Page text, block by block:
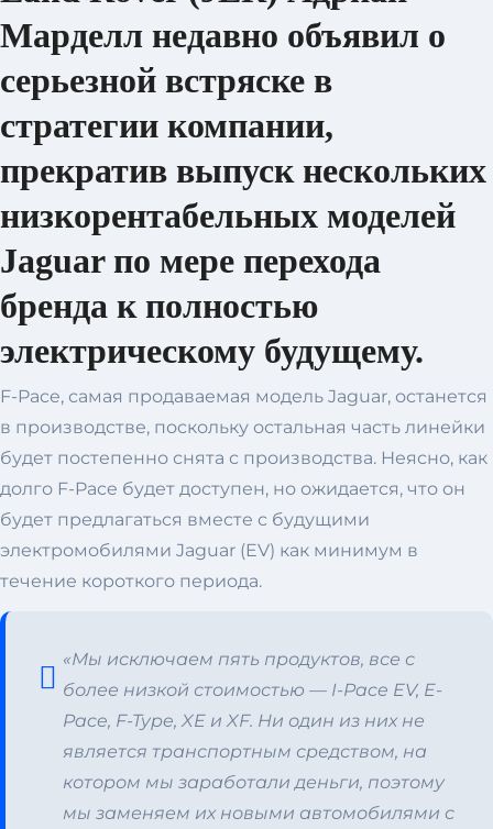
Марделл недавно объявил о
серьезной встряске в
стратегии компании,
прекратив выпуск нескольких
низкорентабельных моделей
Jaguar по мере перехода
бренда к полностью
электрическому будущему.
F-Pace, самая продаваемая модель Jaguar, останется
в производстве, поскольку остальная часть линейки
будет постепенно снята с производства. Неясно, как
долго F-Pace будет доступен, но ожидается, что он
будет предлагаться вместе с будущими
электромобилями Jaguar (EV) как минимум в
течение короткого периода.
«Мы исключаем пять продуктов, все с
более низкой стоимостью — I-Pace EV, E-
Pace, F-Type, XE и XF. Ни один из них не
является транспортным средством, на
котором мы заработали деньги, поэтому
мы заменяем их новыми автомобилями с